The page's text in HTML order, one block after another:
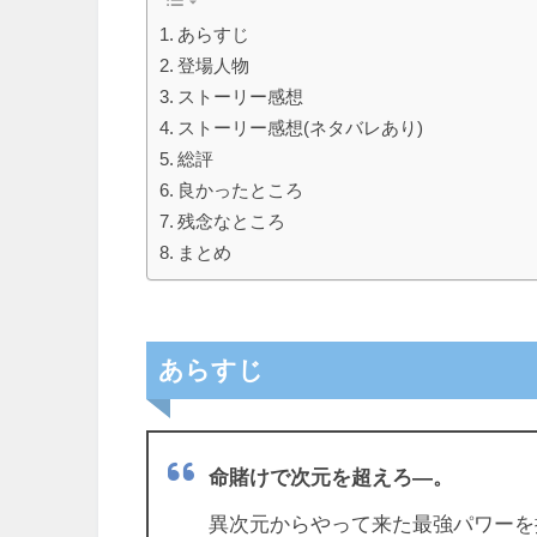
あらすじ
登場人物
ストーリー感想
ストーリー感想(ネタバレあり)
総評
良かったところ
残念なところ
まとめ
あらすじ
命賭けで次元を超えろ―。
異次元からやって来た最強パワー